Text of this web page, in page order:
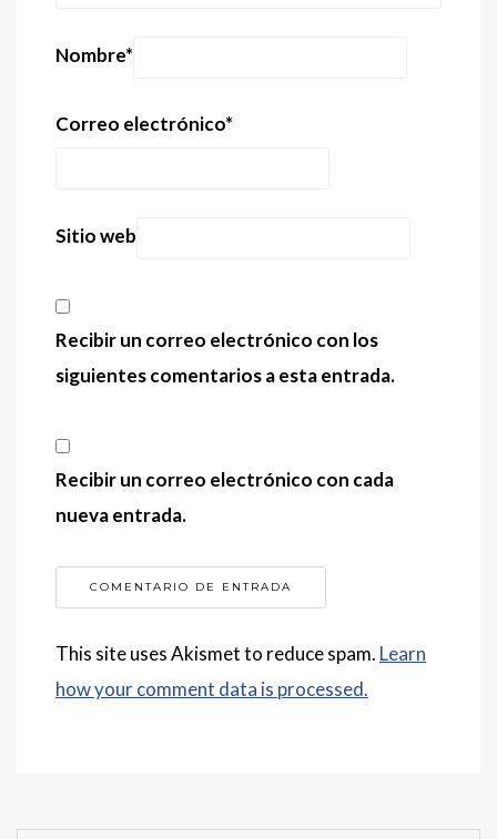
Nombre*
Correo electrónico*
Sitio web
Recibir un correo electrónico con los
siguientes comentarios a esta entrada.
Recibir un correo electrónico con cada
nueva entrada.
This site uses Akismet to reduce spam. Learn
how your comment data is processed.